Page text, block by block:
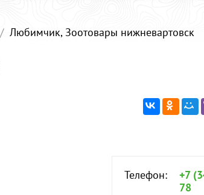
Любимчик, Зоотовары нижневартовск
Телефон:
+7
78